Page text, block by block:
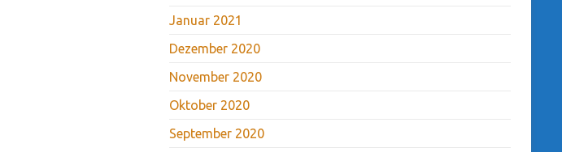
Januar 2021
Dezember 2020
November 2020
Oktober 2020
September 2020